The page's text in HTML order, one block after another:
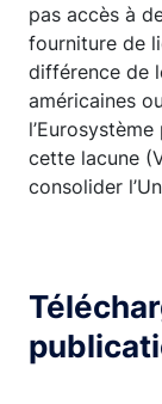
pas accès à
fourniture de
différence de
américaines
cette lacune
consolider